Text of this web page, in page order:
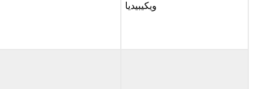
ويكيبيديا